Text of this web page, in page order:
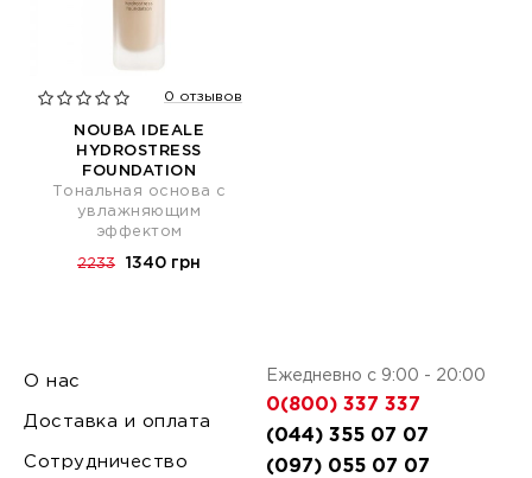
0 отзывов
NOUBA IDEALE
HYDROSTRESS
FOUNDATION
Тональная основа с
увлажняющим
эффектом
2233 1340 грн
О нас
Доставка и оплата
Сотрудничество
Ежедневно с 9:00 - 20:00
0(800) 337 337
(044) 355 07 07
(097) 055 07 07